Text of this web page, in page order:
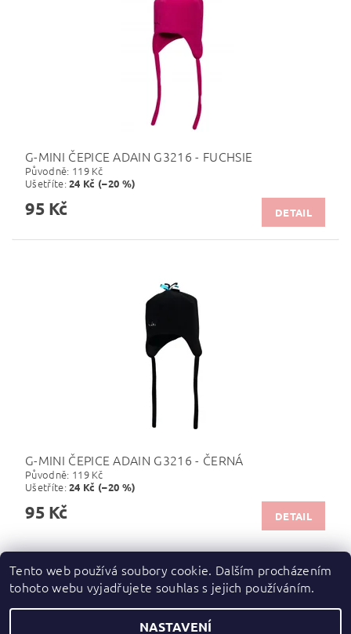
G-MINI ČEPICE ADAIN G3216 - FUCHSIE
Původně: 119 Kč
Ušetříte:24 Kč (–20 %)
95 Kč DETAIL
G-MINI ČEPICE ADAIN G3216 - ČERNÁ
Původně: 119 Kč
Ušetříte:24 Kč (–20 %)
95 Kč DETAIL
Zboží.cz | Heureka.cz
Tento web používá soubory cookie. Dalším procházením
tohoto webu vyjadřujete souhlas s jejich používáním.
NASTAVENÍ